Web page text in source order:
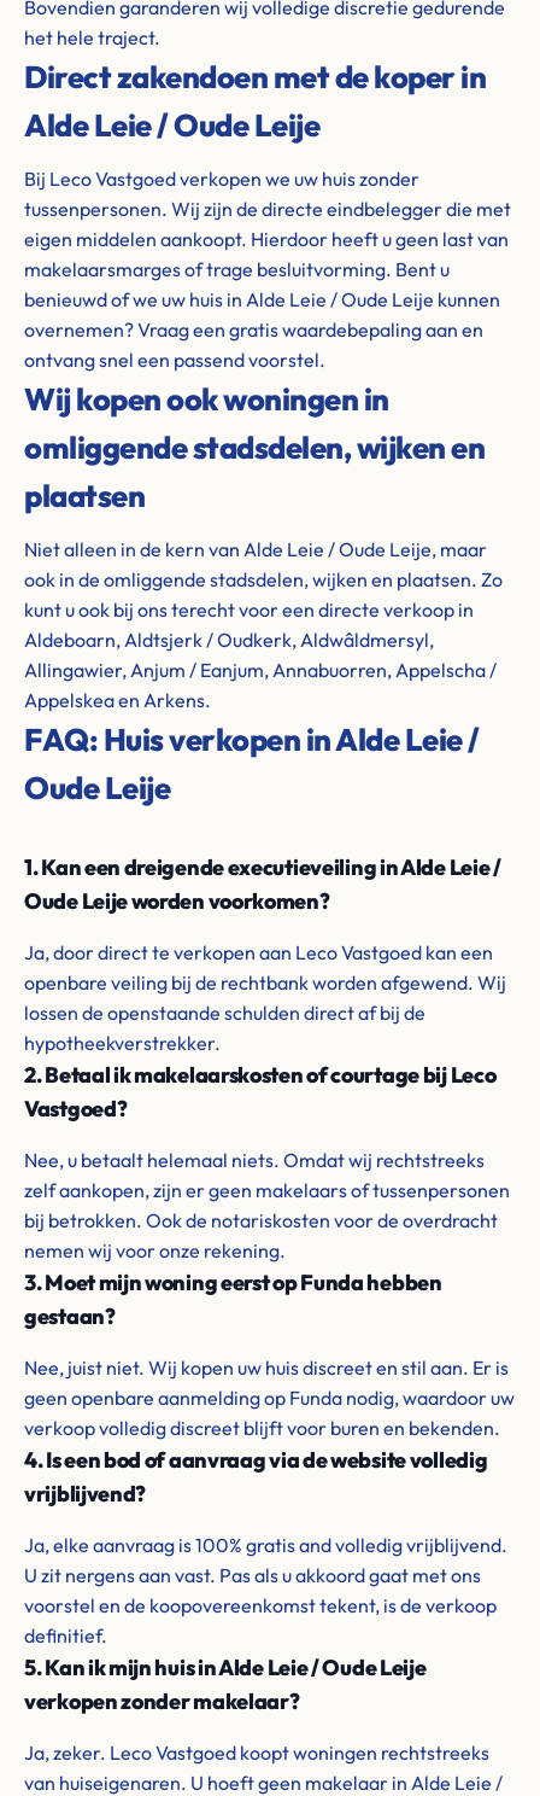
Bovendien garanderen wij volledige discretie gedurende
het hele traject.
Direct zakendoen met de koper in
Alde Leie / Oude Leije
Bij Leco Vastgoed verkopen we uw huis zonder
tussenpersonen. Wij zijn de directe eindbelegger die met
eigen middelen aankoopt. Hierdoor heeft u geen last van
makelaarsmarges of trage besluitvorming. Bent u
benieuwd of we uw huis in Alde Leie / Oude Leije kunnen
overnemen? Vraag een gratis waardebepaling aan en
ontvang snel een passend voorstel.
Wij kopen ook woningen in
omliggende stadsdelen, wijken en
plaatsen
Niet alleen in de kern van Alde Leie / Oude Leije, maar
ook in de omliggende stadsdelen, wijken en plaatsen. Zo
kunt u ook bij ons terecht voor een directe verkoop in
Aldeboarn, Aldtsjerk / Oudkerk, Aldwâldmersyl,
Allingawier, Anjum / Eanjum, Annabuorren, Appelscha /
Appelskea en Arkens.
FAQ: Huis verkopen in Alde Leie /
Oude Leije
1. Kan een dreigende executieveiling in Alde Leie /
Oude Leije worden voorkomen?
Ja, door direct te verkopen aan Leco Vastgoed kan een
openbare veiling bij de rechtbank worden afgewend. Wij
lossen de openstaande schulden direct af bij de
hypotheekverstrekker.
2. Betaal ik makelaarskosten of courtage bij Leco
Vastgoed?
Nee, u betaalt helemaal niets. Omdat wij rechtstreeks
zelf aankopen, zijn er geen makelaars of tussenpersonen
bij betrokken. Ook de notariskosten voor de overdracht
nemen wij voor onze rekening.
3. Moet mijn woning eerst op Funda hebben
gestaan?
Nee, juist niet. Wij kopen uw huis discreet en stil aan. Er is
geen openbare aanmelding op Funda nodig, waardoor uw
verkoop volledig discreet blijft voor buren en bekenden.
4. Is een bod of aanvraag via de website volledig
vrijblijvend?
Ja, elke aanvraag is 100% gratis and volledig vrijblijvend.
U zit nergens aan vast. Pas als u akkoord gaat met ons
voorstel en de koopovereenkomst tekent, is de verkoop
definitief.
5. Kan ik mijn huis in Alde Leie / Oude Leije
verkopen zonder makelaar?
Ja, zeker. Leco Vastgoed koopt woningen rechtstreeks
van huiseigenaren. U hoeft geen makelaar in Alde Leie /